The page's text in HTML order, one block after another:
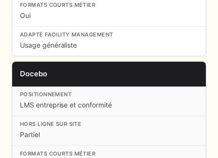
Oui
Usage généraliste
Docebo
LMS entreprise et conformité
Partiel